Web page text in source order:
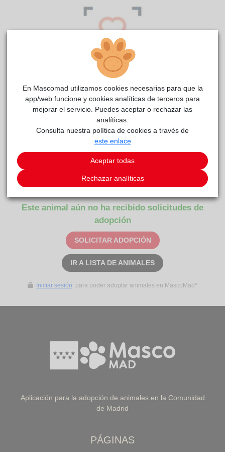
reside actualmente en el centro de acogida
Carácter
Soy SIERRA, ¿me ayudas a encontrar una familia?
¡Difúndeme!¡No seas indiferente, actúa!
Este animal aún no ha recibido solicitudes de
adopción
SOLICITAR ADOPCIÓN
IR A LISTA DE ANIMALES
Iniciar sesión para poder adoptar animales en MascoMad*
Aplicación para la adopción de animales en la Comunidad
de Madrid
PÁGINAS
En Mascomad utilizamos cookies necesarias para que la
app/web funcione y cookies analíticas de terceros para
mejorar el servicio. Puedes aceptar o rechazar las
analíticas.
Consulta nuestra política de cookies a través de
este enlace
Aceptar todas
Rechazar analíticas